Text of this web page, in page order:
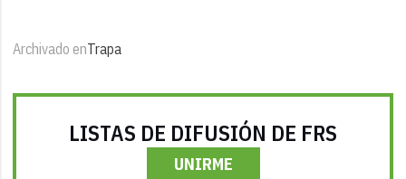
Archivado enTrapa
LISTAS DE DIFUSIÓN DE FRS
UNIRME